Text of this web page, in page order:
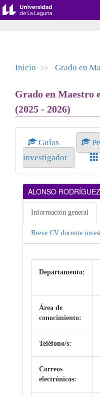
Inicio >> Grado en
Grado en Maestro
(2025 - 2026)
Guías
investigador
ALONSO
Información general
Breve CV docente
Departamento:
Área de
conocimiento:
Teléfono/s:
Correos
electrónicos: